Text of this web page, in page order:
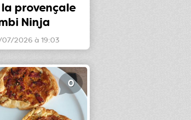
provençale
Ninja
2026 à 19:03
0